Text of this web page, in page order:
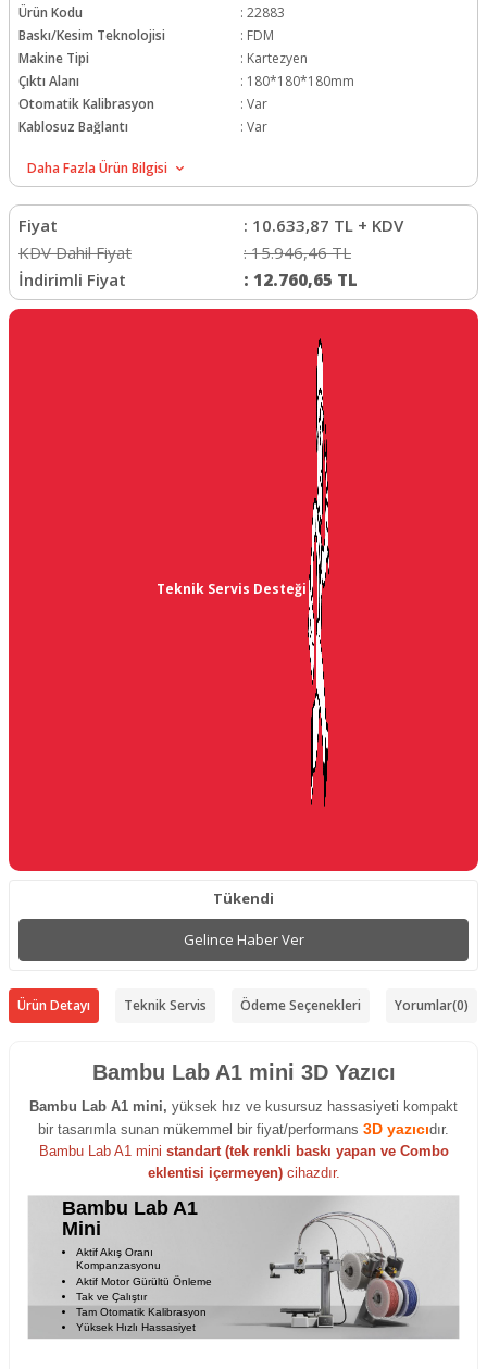
Ürün Kodu
: 22883
Baskı/Kesim Teknolojisi
: FDM
Makine Tipi
: Kartezyen
Çıktı Alanı
: 180*180*180mm
Otomatik Kalibrasyon
: Var
Kablosuz Bağlantı
: Var
Daha Fazla Ürün Bilgisi
Fiyat : 10.633,87 TL + KDV
KDV Dahil Fiyat
:15.946,46TL
İndirimli Fiyat
: 12.760,65 TL
Teknik Servis Desteği
Tükendi
Gelince Haber Ver
Ürün Detayı Teknik Servis Ödeme Seçenekleri Yorumlar(0)
Bambu Lab A1 mini 3D Yazıcı
Bambu Lab A1 mini, yüksek hız ve kusursuz hassasiyeti kompakt
bir tasarımla sunan mükemmel bir fiyat/performans 3D yazıcıdır.
Bambu Lab A1 mini standart (tek renkli baskı yapan ve Combo
eklentisi içermeyen) cihazdır.
Bambu Lab A1
Mini
Aktif Akış Oranı
Kompanzasyonu
Aktif Motor Gürültü Önleme
Tak ve Çalıştır
Tam Otomatik Kalibrasyon
Yüksek Hızlı Hassasiyet